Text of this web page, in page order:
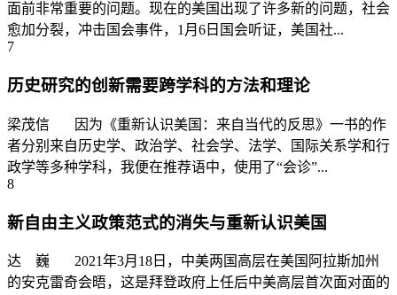
面前非常重要的问题。现在的美国出现了许多新的问题，社会
愈加分裂，冲击国会事件，1月6日国会听证，美国社...
7
历史研究的创新需要跨学科的方法和理论
梁茂信 因为《重新认识美国：来自当代的反思》一书的作
者分别来自历史学、政治学、社会学、法学、国际关系学和行
政学等多种学科，我便在推荐语中，使用了“会诊”...
8
新自由主义政策范式的消失与重新认识美国
达 巍 2021年3月18日，中美两国高层在美国阿拉斯加州
的安克雷奇会晤，这是拜登政府上任后中美高层首次面对面的